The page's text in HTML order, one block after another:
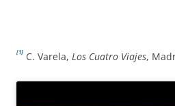
[1] C. Varela, Los Cuatro Viajes,